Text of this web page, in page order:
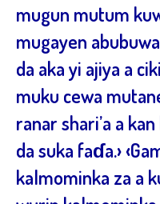
mugun mutum
mugayen
da aka yi ajiya a
muku cewa
ranar shari’a a
da suka faɗa.›
kalmominka za a